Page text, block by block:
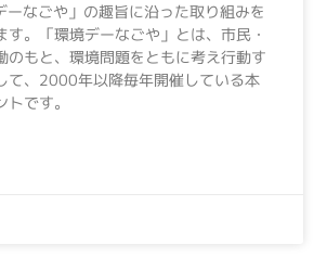
ーなごや」の趣旨に沿った取り組みを
す。「環境デーなごや」とは、市民・
のもと、環境問題をともに考え行動す
て、2000年以降毎年開催している本
です。